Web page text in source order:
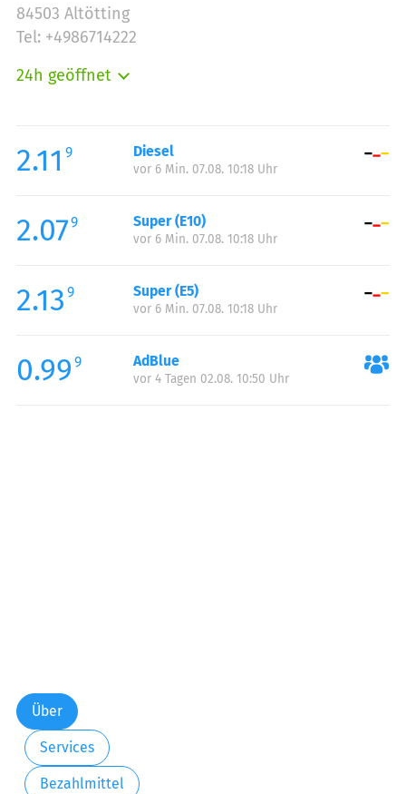
84503 Altötting
Tel: +4986714222
24h geöffnet
Mittwoch:
00:00-24:00
Donnerstag:
Samstag:
00:00-24:00
Sonntag:
2.11 9 Diesel
vor 6 Min. 07.08. 10:18 Uhr
2.079 Super (E10)
vor 6 Min. 07.08. 10:18 Uhr
2.13 9 Super (E5)
vor 6 Min. 07.08. 10:18 Uhr
0.99 9 AdBlue
vor 4 Tagen 02.08. 10:50 Uhr
Über
Services
Bezahlmittel